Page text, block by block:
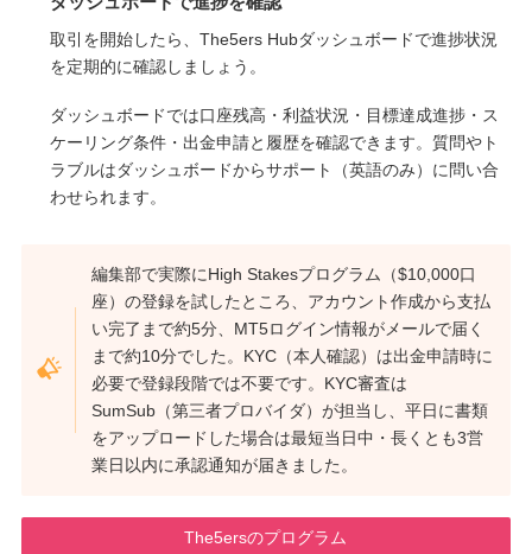
取引を開始したら、The5ers Hubダッシュボードで進捗状況
を定期的に確認しましょう。
ダッシュボードでは口座残高・利益状況・目標達成進捗・ス
ケーリング条件・出金申請と履歴を確認できます。質問やト
ラブルはダッシュボードからサポート（英語のみ）に問い合
わせられます。
編集部で実際にHigh Stakesプログラム（$10,000口
座）の登録を試したところ、アカウント作成から支払
い完了まで約5分、MT5ログイン情報がメールで届く
まで約10分でした。KYC（本人確認）は出金申請時に
必要で登録段階では不要です。KYC審査は
SumSub（第三者プロバイダ）が担当し、平日に書類
をアップロードした場合は最短当日中・長くとも3営
業日以内に承認通知が届きました。
The5ersのプログラム